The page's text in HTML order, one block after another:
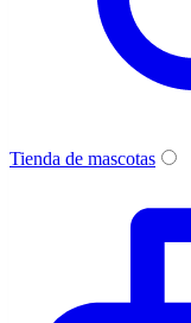
Tienda de mascotas